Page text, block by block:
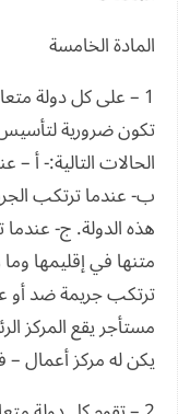
المادة الخامسة
1 – على كل دولة
تكون ضرورية
الحالات التالية:- أ
ب- عندما ترتكب
هذه الدولة. ج- عندما
متنها في إقليمها
ترتكب جريمة ضد أو
مستأجر يقع المركز
يكن له مركز أعمال –